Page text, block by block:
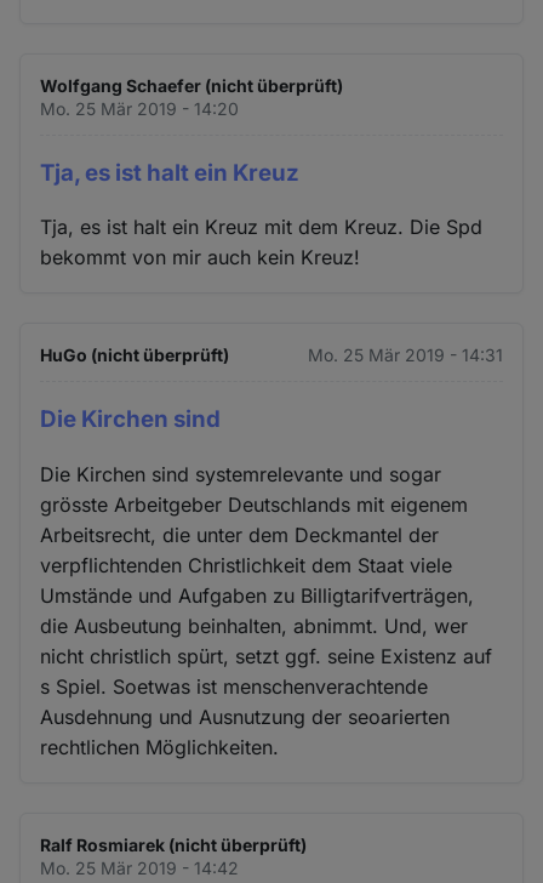
Wolfgang Schaefer (nicht überprüft)
Mo. 25 Mär 2019 - 14:20
Tja, es ist halt ein Kreuz
Tja, es ist halt ein Kreuz mit dem Kreuz. Die Spd
bekommt von mir auch kein Kreuz!
HuGo (nicht überprüft) Mo. 25 Mär 2019 - 14:31
Die Kirchen sind
Die Kirchen sind systemrelevante und sogar
grösste Arbeitgeber Deutschlands mit eigenem
Arbeitsrecht, die unter dem Deckmantel der
verpflichtenden Christlichkeit dem Staat viele
Umstände und Aufgaben zu Billigtarifverträgen,
die Ausbeutung beinhalten, abnimmt. Und, wer
nicht christlich spürt, setzt ggf. seine Existenz auf
s Spiel. Soetwas ist menschenverachtende
Ausdehnung und Ausnutzung der seoarierten
rechtlichen Möglichkeiten.
Ralf Rosmiarek (nicht überprüft)
Mo. 25 Mär 2019 - 14:42